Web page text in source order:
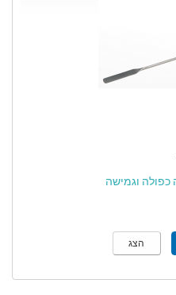
כפולה וגמישה
הצג